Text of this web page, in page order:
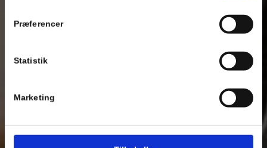
Præferencer
Statistik
Marketing